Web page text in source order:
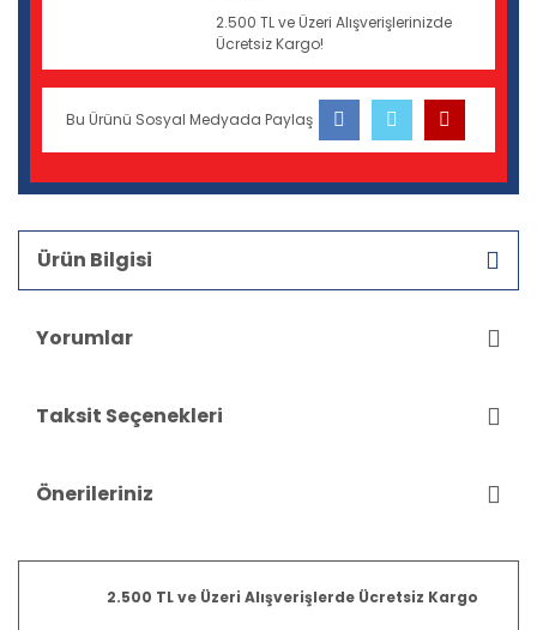
2.500 TL ve Üzeri Alışverişlerinizde
Ücretsiz Kargo!
Bu Ürünü Sosyal Medyada Paylaş
Ürün Bilgisi
Yorumlar
Taksit Seçenekleri
Önerileriniz
2.500 TL ve Üzeri Alışverişlerde Ücretsiz Kargo